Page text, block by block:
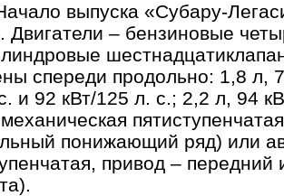
выпуска «Субару-
Двигатели – бензиновые
спереди продольно: 1,8 л,
и 92 кВт/125 л. с.; 2,2 л, 94
понижающий ряд) или
привод –